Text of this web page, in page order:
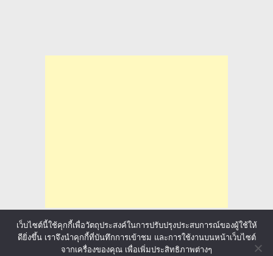
เว็บไซต์นี้ใช้คุกกี้เพื่อวัตถุประสงค์ในการปรับปรุงประสบการณ์ของผู้ใช้ให้
ดียิ่งขึ้น เราจึงนำคุกกี้ที่บันทึกการเข้าชม และการใช้งานบนหน้าเว็บไซต์
จากเครื่องของคุณ เพื่อเพิ่มประสิทธิภาพต่างๆ